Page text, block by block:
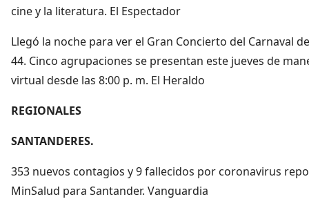
cine y la literatura. El Espectador
Llegó la noche para ver el Gran Concierto del Carnaval
44. Cinco agrupaciones se presentan este jueves de
virtual desde las 8:00 p. m. El Heraldo
REGIONALES
SANTANDERES.
353 nuevos contagios y 9 fallecidos por coronavirus
MinSalud para Santander. Vanguardia